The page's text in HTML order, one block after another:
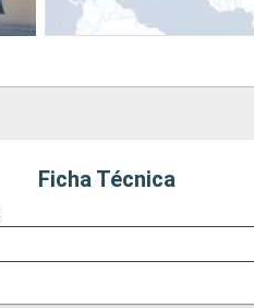
Ficha Técnica